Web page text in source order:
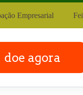
Empresarial
doe agora